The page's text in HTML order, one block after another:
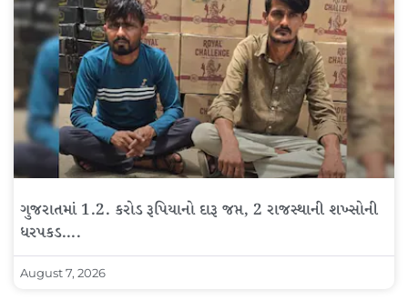
ગુજરાતમાં 1.2. કરોડ રૂપિયાનો દારૂ જપ્ત, 2 રાજસ્થાની શખ્સોની
ધરપકડ….
August 7, 2026